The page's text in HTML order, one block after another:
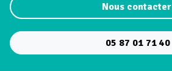
Nous contacter
05 87 01 71 40